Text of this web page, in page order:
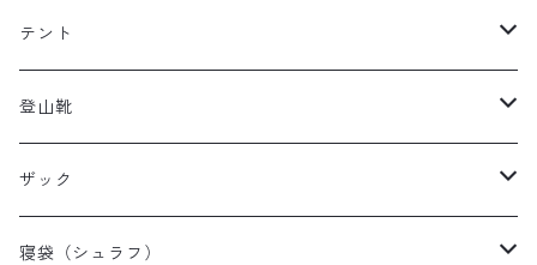
キッズレインウェア
レディース ダウン/フリース
キッズ ダウン/フリース
メンズトレッキングパンツ
レディーストレッキングパンツ
テント
キャンプテント
タープ
山岳テント
登山靴
メンズ登山靴
レディース登山靴
ザック
メンズザック
寝袋（シュラフ）